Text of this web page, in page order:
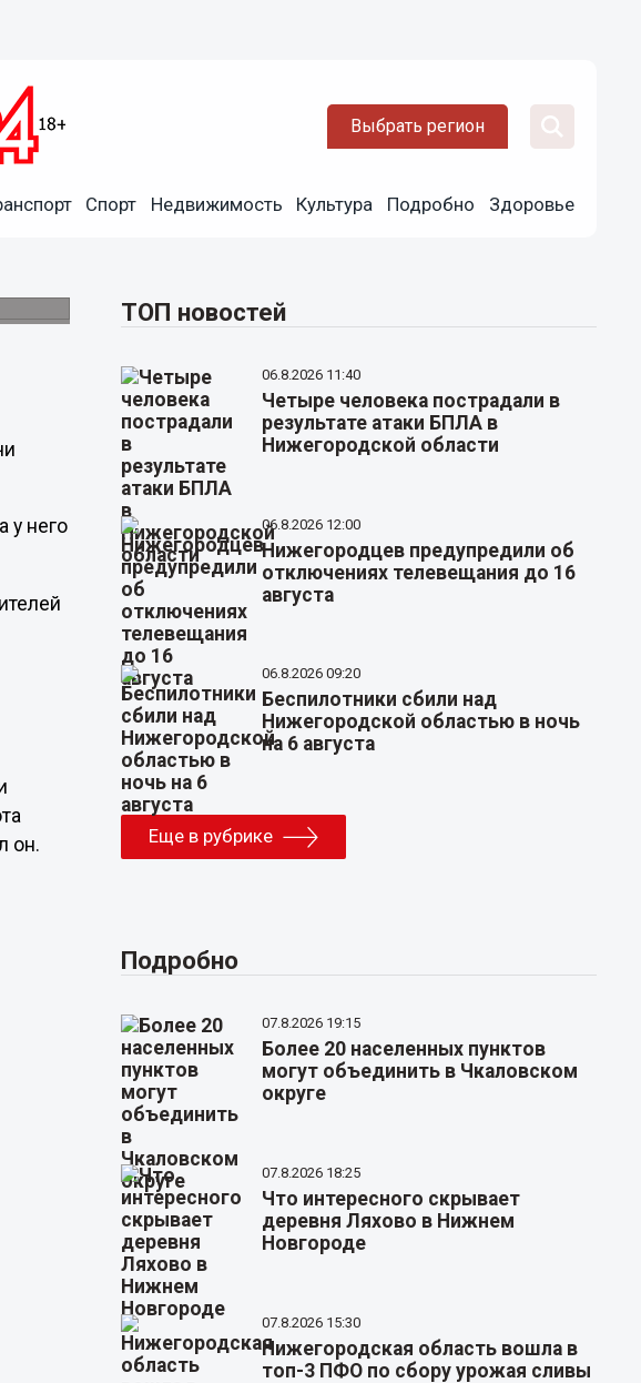
Выбрать регион
Спорт Недвижимость Культура Подробно Здоровье
у него
он.
ТОП новостей
06.8.2026 11:40
Четыре человека пострадали в
результате атаки БПЛА в
Нижегородской области
06.8.2026 12:00
Нижегородцев предупредили об
отключениях телевещания до 16
августа
06.8.2026 09:20
Беспилотники сбили над
Нижегородской областью в ночь
на 6 августа
Еще в рубрике
Подробно
07.8.2026 19:15
Более 20 населенных пунктов
могут объединить в Чкаловском
округе
07.8.2026 18:25
Что интересного скрывает
деревня Ляхово в Нижнем
Новгороде
07.8.2026 15:30
Нижегородская область вошла в
топ-3 ПФО по сбору урожая сливы